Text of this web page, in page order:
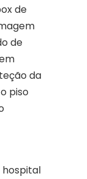
de
de
da
piso
hospital